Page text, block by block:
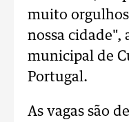
muito
nossa cidade",
municipal de
Portugal.
As vagas são